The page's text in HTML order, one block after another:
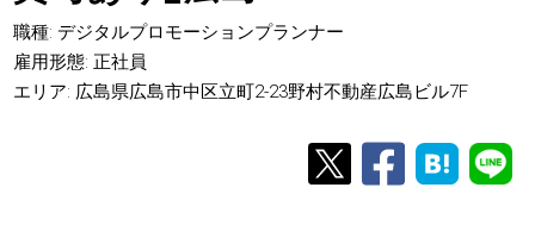
職種: デジタルプロモーションプランナー
雇用形態: 正社員
エリア: 広島県広島市中区立町2-23野村不動産広島ビル7F